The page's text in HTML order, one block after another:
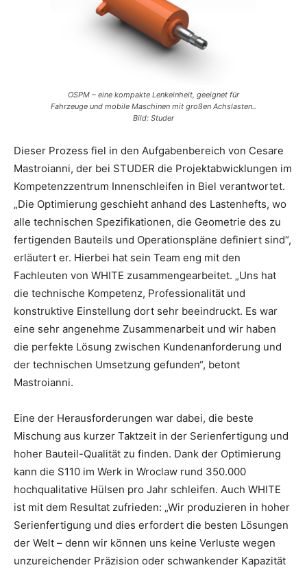
OSPM – eine kompakte Lenkeinheit, geeignet für
Fahrzeuge und mobile Maschinen mit großen Achslasten..
Bild: Studer
Dieser Prozess fiel in den Aufgabenbereich von Cesare
Mastroianni, der bei STUDER die Projektabwicklungen im
Kompetenzzentrum Innenschleifen in Biel verantwortet.
„Die Optimierung geschieht anhand des Lastenhefts, wo
alle technischen Spezifikationen, die Geometrie des zu
fertigenden Bauteils und Operationspläne definiert sind“,
erläutert er. Hierbei hat sein Team eng mit den
Fachleuten von WHITE zusammengearbeitet. „Uns hat
die technische Kompetenz, Professionalität und
konstruktive Einstellung dort sehr beeindruckt. Es war
eine sehr angenehme Zusammenarbeit und wir haben
die perfekte Lösung zwischen Kundenanforderung und
der technischen Umsetzung gefunden“, betont
Mastroianni.
Eine der Herausforderungen war dabei, die beste
Mischung aus kurzer Taktzeit in der Serienfertigung und
hoher Bauteil-Qualität zu finden. Dank der Optimierung
kann die S110 im Werk in Wroclaw rund 350.000
hochqualitative Hülsen pro Jahr schleifen. Auch WHITE
ist mit dem Resultat zufrieden: „Wir produzieren in hoher
Serienfertigung und dies erfordert die besten Lösungen
der Welt – denn wir können uns keine Verluste wegen
unzureichender Präzision oder schwankender Kapazität